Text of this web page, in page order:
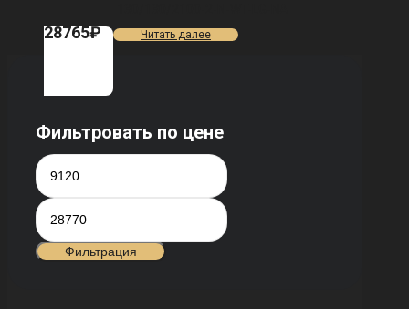
28765₽ Читать далее
Фильтровать по цене
Минимальная
цена
цена
Фильтрация